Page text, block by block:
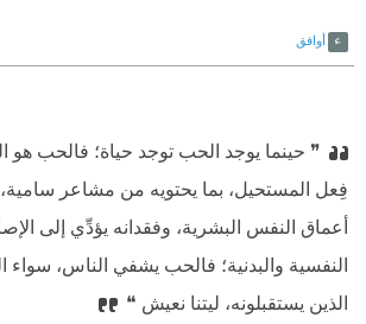
أوافق
❞ حينما يوجد الحب توجد حياة؛ فالحب هو
فِعل المستحيل، بما يحتويه من مشاعر
أعماق النفس البشرية، وفقدانه يؤدِّي إلى
النفسية والبدنية؛ فالحب يشفي الناس، سواء
الذين يستقبلونه، ليتنا نعيش ❝